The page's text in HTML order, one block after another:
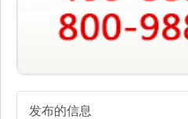
发布的信息